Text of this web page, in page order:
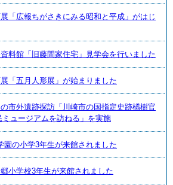
「広報ちがさきにみる昭和と平成」がはじ
料館「旧藤間家住宅」見学会を行いました
「五月人形展」が始まりました
市外遺跡探訪「川崎市の国指定史跡橘樹官
ュージアムを訪ねる」を実施
の小学3年生が来館されました
小学校3年生が来館されました